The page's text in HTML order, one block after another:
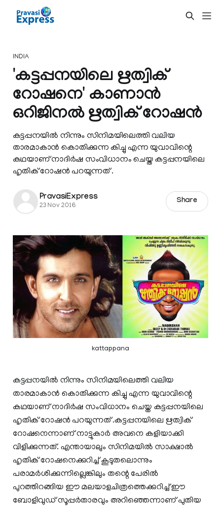
INDIA
'കട്ടപ്പനയിലെ ഋത്വിക്
റോഷനെ' കാണാൻ
ഒറിജിനൽ ഋത്വിക് റോഷൻ
കട്ടപ്പനയിൽ നിന്നും സിനിമയിലെത്തി വലിയ
താരമാകാൻ കൊതിക്കുന്ന കിച്ചു എന്ന യുവാവിന്റെ
കഥയാണ് നാദിര്‍ഷ സംവിധാനം ചെയ്ത കട്ടപ്പനയിലെ
ഹൃതിക് റോഷന്‍ പറയുന്നത് .
PravasiExpress
23 Nov 2016
Share
kattappana
കട്ടപ്പനയിൽ നിന്നും സിനിമയിലെത്തി വലിയ
താരമാകാൻ കൊതിക്കുന്ന കിച്ചു എന്ന യുവാവിന്റെ
കഥയാണ് നാദിര്‍ഷ സംവിധാനം ചെയ്ത കട്ടപ്പനയിലെ
ഹൃതിക് റോഷന്‍ പറയുന്നത് .കട്ടപ്പനയിലെ ഋത്വിക്
റോഷനെന്നാണ് നാട്ടുകാർ അവനെ കളിയാക്കി
വിളിക്കുന്നത്. എന്തായാലും സിനിമയിൽ സാക്ഷാൽ
ഹൃതിക് റോഷനെക്കുറിച്ച് കൂടുതലൊന്നും
പരാമർശിക്കുന്നില്ലെങ്കിലും തന്റെ പേരിൽ
പുറത്തിറങ്ങിയ ഈ മലയാളചിത്രത്തെക്കുറിച്ച് ഈ
ബോളിവുഡ് സൂപ്പർതാരവും അറിഞ്ഞെന്നാണ് പുതിയ